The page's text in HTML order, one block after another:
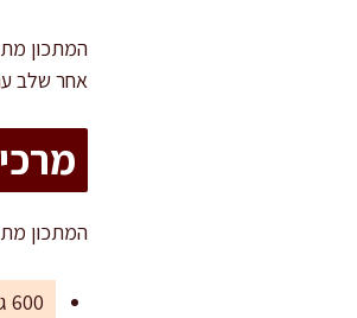
המתכון
אחר שלב
המתכון מתאים ל-18-20 קציצות בינוניות – כ-6 מנות עיקריות או
600 גרם בשר הודו טחון (עדיפות לשילוב חזה וירך להוספת עסיסיות)